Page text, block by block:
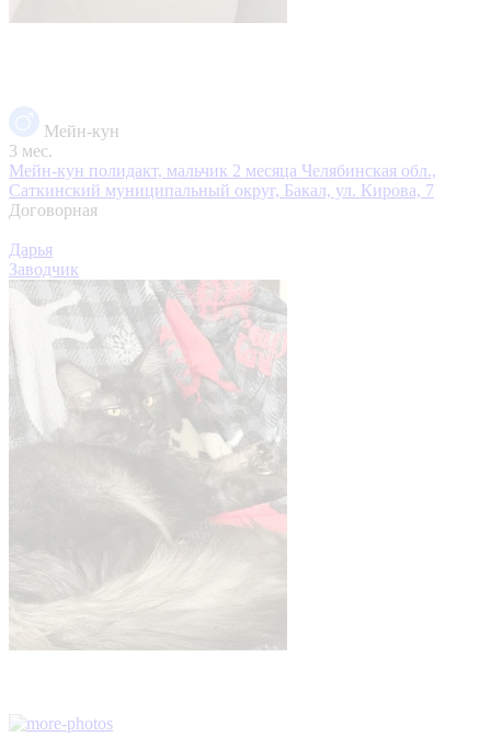
Мейн-кун
3 мес.
Мейн-кун полидакт, мальчик 2 месяца Челябинская обл.,
Саткинский муниципальный округ, Бакал, ул. Кирова, 7
Договорная
Дарья
Заводчик